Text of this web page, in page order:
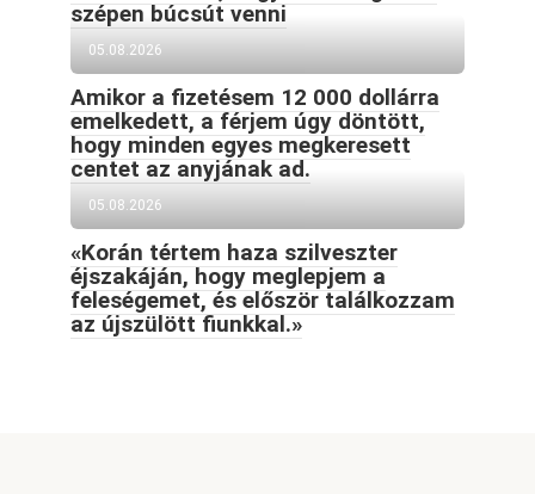
szépen búcsút venni
05.08.2026
Amikor a fizetésem 12 000 dollárra
emelkedett, a férjem úgy döntött,
hogy minden egyes megkeresett
centet az anyjának ad.
05.08.2026
«Korán tértem haza szilveszter
éjszakáján, hogy meglepjem a
feleségemet, és először találkozzam
az újszülött fiunkkal.»